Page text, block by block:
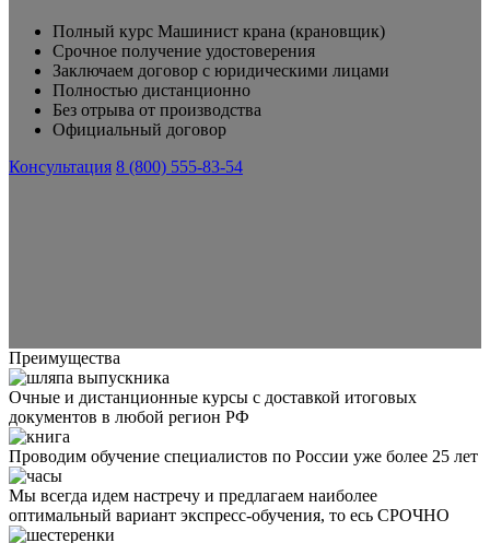
Полный курс Машинист крана (крановщик)
Срочное получение удостоверения
Заключаем договор с юридическими лицами
Полностью дистанционно
Без отрыва от производства
Официальный договор
Консультация 8 (800) 555-83-54
Преимущества
Очные и дистанционные курсы с доставкой итоговых
документов в любой регион РФ
Проводим обучение специалистов по России уже более 25 лет
Мы всегда идем настречу и предлагаем наиболее
оптимальный вариант экспресс-обучения, то есь СРОЧНО